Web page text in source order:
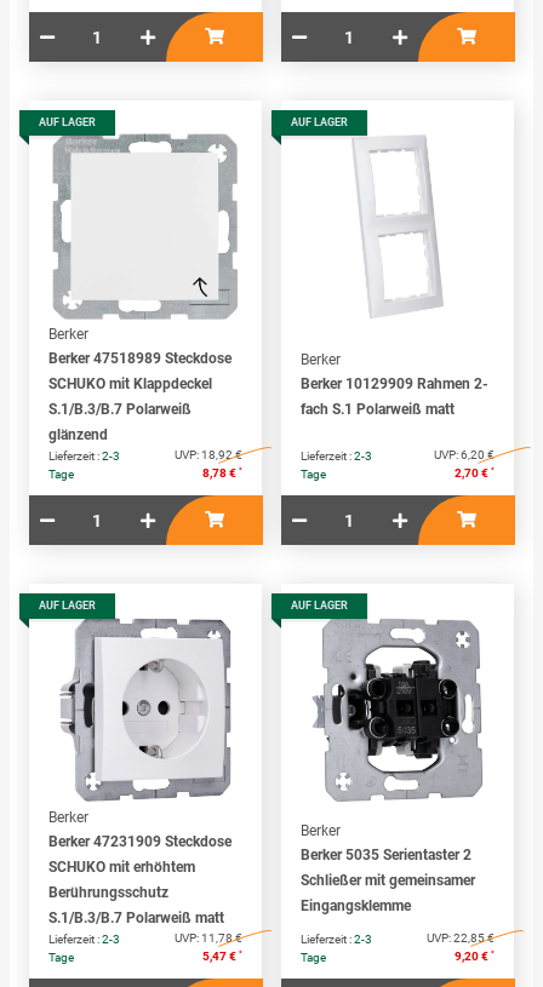
AUF LAGER
Berker
Berker 47518989 Steckdose
SCHUKO mit Klappdeckel
S.1/B.3/B.7 Polarweiß
glänzend
Lieferzeit :2-3
Tage
UVP:18,92 €
8,78 € *
AUF LAGER
Berker
Berker 10129909 Rahmen 2-
fach S.1 Polarweiß matt
Lieferzeit :2-3
Tage
UVP:6,20 €
2,70 € *
AUF LAGER
Berker
Berker 47231909 Steckdose
SCHUKO mit erhöhtem
Berührungsschutz
S.1/B.3/B.7 Polarweiß matt
Lieferzeit :2-3
Tage
UVP:11,78 €
5,47 € *
AUF LAGER
Berker
Berker 5035 Serientaster 2
Schließer mit gemeinsamer
Eingangsklemme
Lieferzeit :2-3
Tage
UVP:22,85 €
9,20 € *